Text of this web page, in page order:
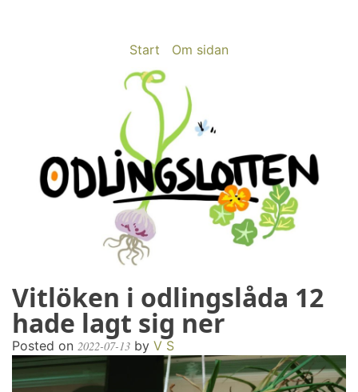
Start Om sidan
odlingslotten.com
Odling på 200 kvm i Stockholms utkant
Vitlöken i odlingslåda 12
hade lagt sig ner
Posted on 2022-07-13 by V S